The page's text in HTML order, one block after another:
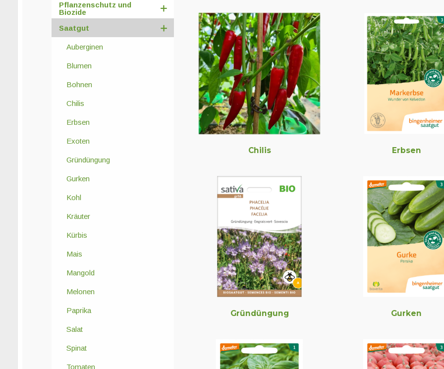
Chilis Erbsen
Gründüngung Gurken
Pflanzenschutz und
Biozide
Saatgut
Auberginen
Blumen
Bohnen
Chilis
Erbsen
Exoten
Gründüngung
Gurken
Kohl
Kräuter
Kürbis
Mais
Mangold
Melonen
Paprika
Salat
Spinat
Tomaten